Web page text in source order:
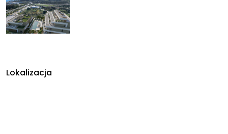
Lokalizacja